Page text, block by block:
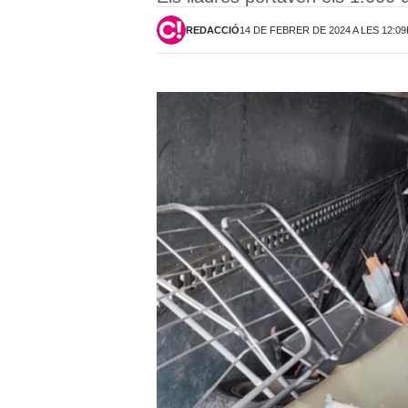
REDACCIÓ14 DE FEBRER DE 2024 A LES